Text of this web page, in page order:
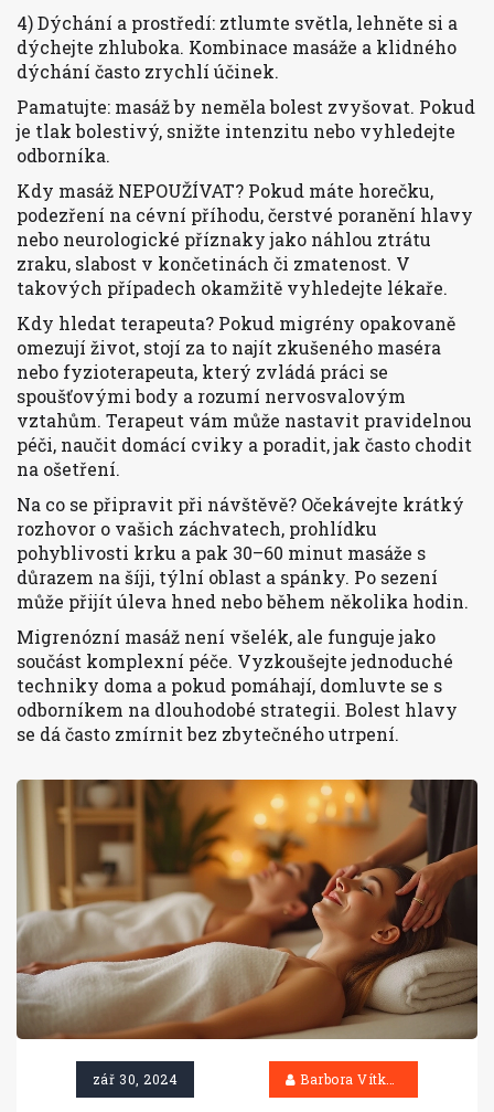
4) Dýchání a prostředí: ztlumte světla, lehněte si a
dýchejte zhluboka. Kombinace masáže a klidného
dýchání často zrychlí účinek.
Pamatujte: masáž by neměla bolest zvyšovat. Pokud
je tlak bolestivý, snižte intenzitu nebo vyhledejte
odborníka.
Kdy masáž NEPOUŽÍVAT? Pokud máte horečku,
podezření na cévní příhodu, čerstvé poranění hlavy
nebo neurologické příznaky jako náhlou ztrátu
zraku, slabost v končetinách či zmatenost. V
takových případech okamžitě vyhledejte lékaře.
Kdy hledat terapeuta? Pokud migrény opakovaně
omezují život, stojí za to najít zkušeného maséra
nebo fyzioterapeuta, který zvládá práci se
spoušťovými body a rozumí nervosvalovým
vztahům. Terapeut vám může nastavit pravidelnou
péči, naučit domácí cviky a poradit, jak často chodit
na ošetření.
Na co se připravit při návštěvě? Očekávejte krátký
rozhovor o vašich záchvatech, prohlídku
pohyblivosti krku a pak 30–60 minut masáže s
důrazem na šíji, týlní oblast a spánky. Po sezení
může přijít úleva hned nebo během několika hodin.
Migrenózní masáž není všelék, ale funguje jako
součást komplexní péče. Vyzkoušejte jednoduché
techniky doma a pokud pomáhají, domluvte se s
odborníkem na dlouhodobé strategii. Bolest hlavy
se dá často zmírnit bez zbytečného utrpení.
zář 30, 2024 Barbora Vítková